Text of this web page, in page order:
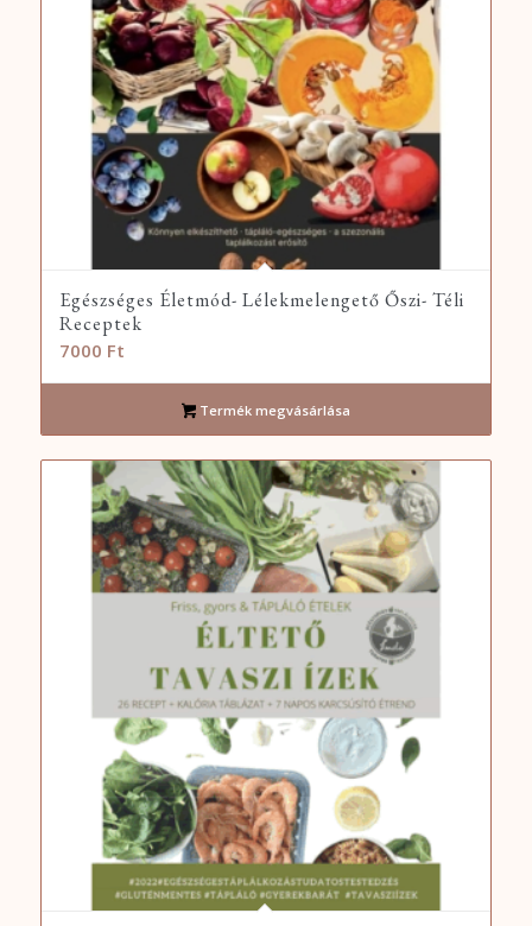
Egészséges Életmód- Lélekmelengető Őszi- Téli
Receptek
7000 Ft
Termék megvásárlása